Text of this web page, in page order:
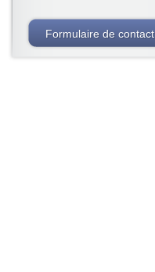
Formulaire de contact